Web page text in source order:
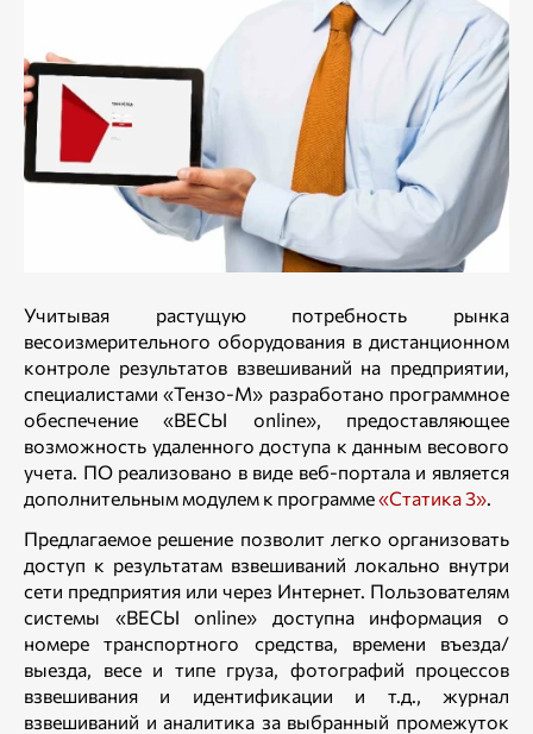
Учитывая растущую потребность рынка
весоизмерительного оборудования в дистанционном
контроле результатов взвешиваний на предприятии,
специалистами «Тензо-М» разработано программное
обеспечение «ВЕСЫ online», предоставляющее
возможность удаленного доступа к данным весового
учета. ПО реализовано в виде веб-портала и является
дополнительным модулем к программе«Статика 3».
Предлагаемое решение позволит легко организовать
доступ к результатам взвешиваний локально внутри
сети предприятия или через Интернет. Пользователям
системы «ВЕСЫ online» доступна информация о
номере транспортного средства, времени въезда/
выезда, весе и типе груза, фотографий процессов
взвешивания и идентификации и т.д., журнал
взвешиваний и аналитика за выбранный промежуток